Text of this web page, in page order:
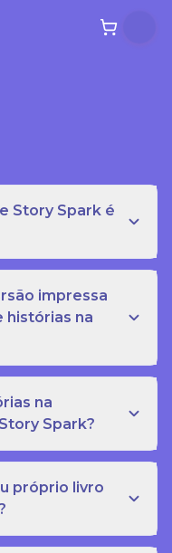
Story Spark é
impressa
histórias na
na
Spark?
próprio livro